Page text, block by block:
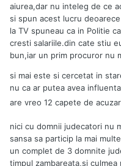
aiurea,dar nu inteleg de ce
si spun acest lucru
la TV spuneau ca in Politie
cresti salariile.din cate stiu
bun,iar un prim procuror nu
si mai este si cercetat in
nu ca ar putea avea
are vreo 12 capete de
nici cu domnii judecatori nu
sansa sa particip la mai
un complet de 3 domnite
timpul zambareata,si